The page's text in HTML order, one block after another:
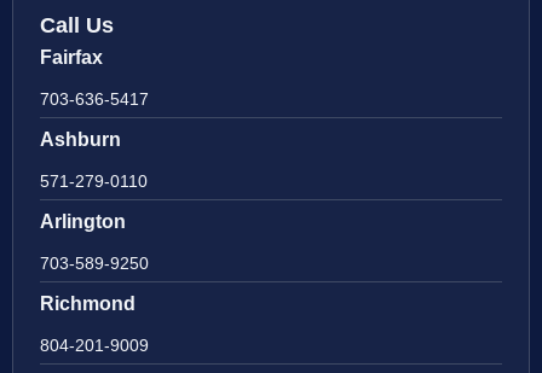
Call Us
Fairfax
703-636-5417
Ashburn
571-279-0110
Arlington
703-589-9250
Richmond
804-201-9009